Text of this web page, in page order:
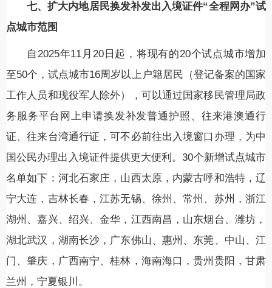
七、扩大内地居民换发补发出入境证件“全程网办”试
点城市范围
自2025年11月20日起，将现有的20个试点城市增加
至50个，试点城市16周岁以上户籍居民（登记备案的国家
工作人员和现役军人除外），可以通过国家移民管理局政
务服务平台网上申请换发补发普通护照、往来港澳通行
证、往来台湾通行证，可不必前往出入境窗口办理，为中
国公民办理出入境证件提供更大便利。30个新增试点城市
名单如下：河北石家庄，山西太原，内蒙古呼和浩特，辽
宁大连，吉林长春，江苏无锡、徐州、常州、苏州，浙江
湖州、嘉兴、绍兴、金华，江西南昌，山东烟台、潍坊，
湖北武汉，湖南长沙，广东佛山、惠州、东莞、中山、江
门、肇庆，广西南宁、桂林，海南海口，贵州贵阳，甘肃
兰州，宁夏银川。